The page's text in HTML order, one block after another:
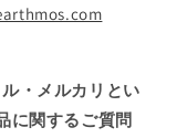
・メルカリとい
に関するご質問